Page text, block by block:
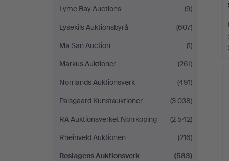
Lyme Bay Auctions
(9)
Lysekils Auktionsbyrå
(607)
Ma San Auction
(1)
Markus Auktioner
(261)
Norrlands Auktionsverk
(491)
Palsgaard Kunstauktioner
(3 038)
RA Auktionsverket Norrköping
(2 542)
Rheinveld Auktionen
(216)
Roslagens Auktionsverk
(583)